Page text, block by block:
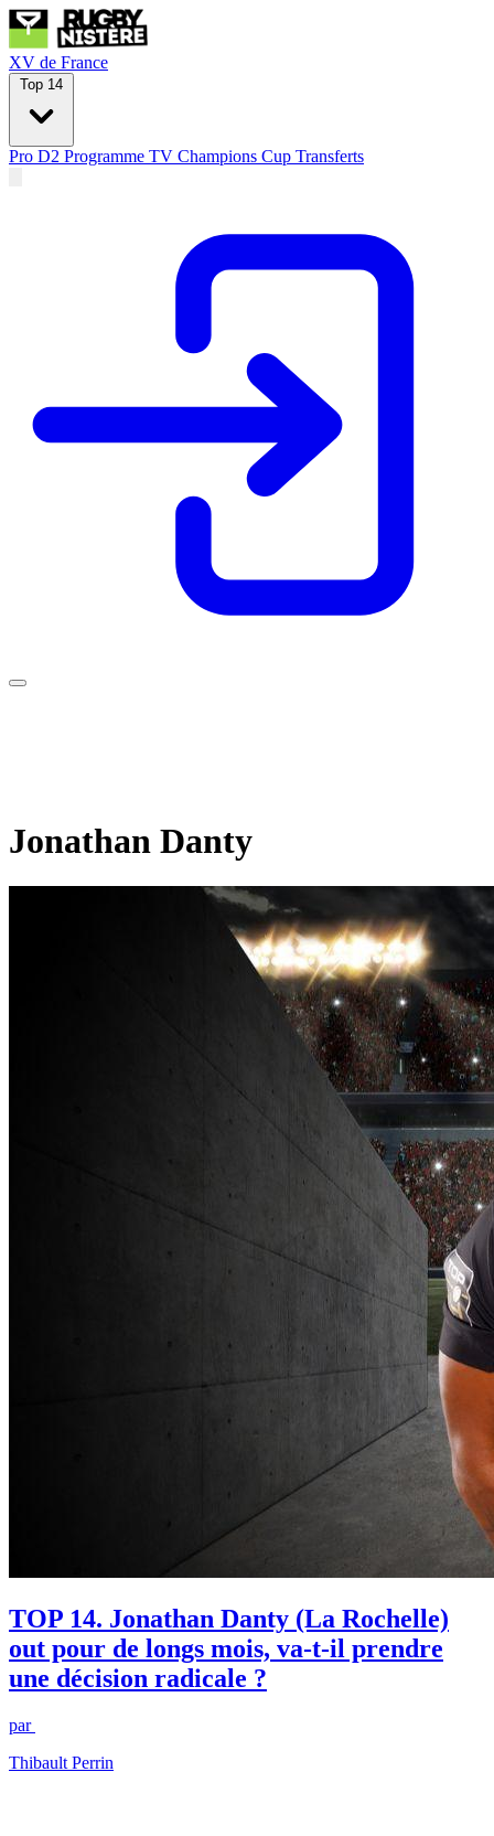
XV de France
Top 14
Pro D2 Programme TV Champions Cup Transferts
Jonathan Danty
TOP 14. Jonathan Danty (La Rochelle)
out pour de longs mois, va-t-il prendre
une décision radicale ?
par
Thibault Perrin